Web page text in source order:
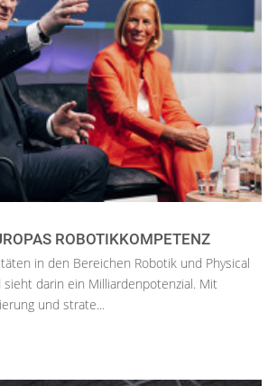
ROBOTIKKOMPETENZ
in den Bereichen Robotik und Physical
darin ein Milliardenpotenzial. Mit
und strate...